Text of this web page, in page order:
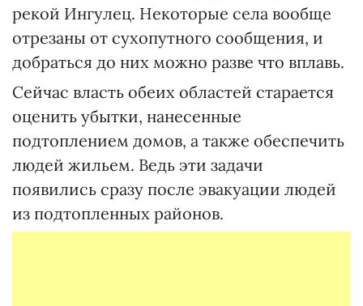
рекой Ингулец. Некоторые села вообще
отрезаны от сухопутного сообщения, и
добраться до них можно разве что вплавь.
Сейчас власть обеих областей старается
оценить убытки, нанесенные
подтоплением домов, а также обеспечить
людей жильем. Ведь эти задачи
появились сразу после эвакуации людей
из подтопленных районов.